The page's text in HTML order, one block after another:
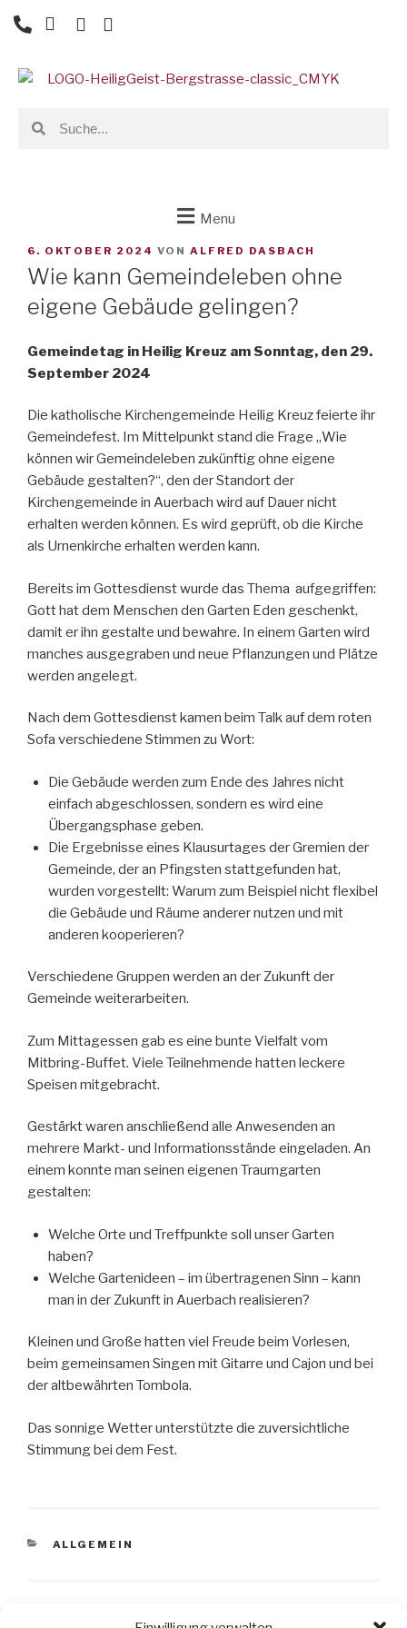
Menu
6. OKTOBER 2024 VON ALFRED DASBACH
Wie kann Gemeindeleben ohne
eigene Gebäude gelingen?
Gemeindetag in Heilig Kreuz am Sonntag, den 29.
September 2024
Die katholische Kirchengemeinde Heilig Kreuz feierte ihr
Gemeindefest. Im Mittelpunkt stand die Frage „Wie
können wir Gemeindeleben zukünftig ohne eigene
Gebäude gestalten?“, den der Standort der
Kirchengemeinde in Auerbach wird auf Dauer nicht
erhalten werden können. Es wird geprüft, ob die Kirche
als Urnenkirche erhalten werden kann.
Bereits im Gottesdienst wurde das Thema aufgegriffen:
Gott hat dem Menschen den Garten Eden geschenkt,
damit er ihn gestalte und bewahre. In einem Garten wird
manches ausgegraben und neue Pflanzungen und Plätze
werden angelegt.
Nach dem Gottesdienst kamen beim Talk auf dem roten
Sofa verschiedene Stimmen zu Wort:
Die Gebäude werden zum Ende des Jahres nicht
einfach abgeschlossen, sondern es wird eine
Übergangsphase geben.
Die Ergebnisse eines Klausurtages der Gremien der
Gemeinde, der an Pfingsten stattgefunden hat,
wurden vorgestellt: Warum zum Beispiel nicht flexibel
die Gebäude und Räume anderer nutzen und mit
anderen kooperieren?
Verschiedene Gruppen werden an der Zukunft der
Gemeinde weiterarbeiten.
Zum Mittagessen gab es eine bunte Vielfalt vom
Mitbring-Buffet. Viele Teilnehmende hatten leckere
Speisen mitgebracht.
Gestärkt waren anschließend alle Anwesenden an
mehrere Markt- und Informationsstände eingeladen. An
einem konnte man seinen eigenen Traumgarten
gestalten:
Welche Orte und Treffpunkte soll unser Garten
haben?
Welche Gartenideen – im übertragenen Sinn – kann
man in der Zukunft in Auerbach realisieren?
Kleinen und Große hatten viel Freude beim Vorlesen,
beim gemeinsamen Singen mit Gitarre und Cajon und bei
der altbewährten Tombola.
Das sonnige Wetter unterstützte die zuversichtliche
Stimmung bei dem Fest.
ALLGEMEIN